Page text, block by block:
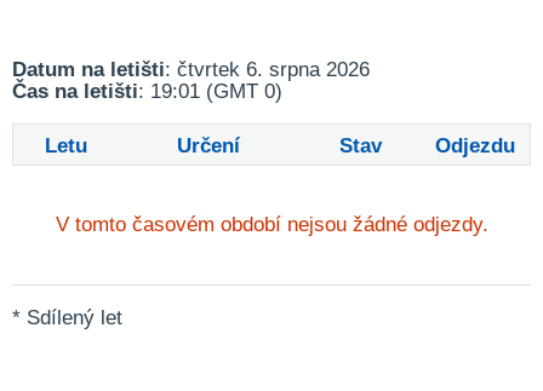
Datum na letišti: čtvrtek 6. srpna 2026
Čas na letišti: 19:01 (GMT 0)
Letu Určení Stav Odjezdu
V tomto časovém období nejsou žádné odjezdy.
* Sdílený let